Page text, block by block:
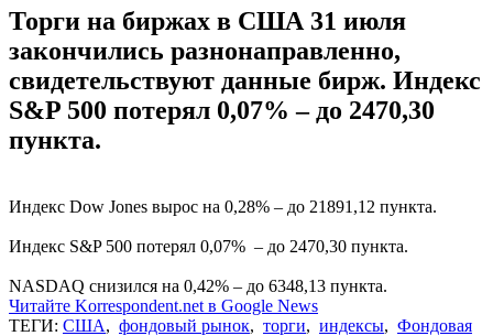
Торги на биржах в США 31 июля
закончились разнонаправленно,
свидетельствуют данные бирж. Индекс
S&P 500 потерял 0,07% – до 2470,30
пункта.
Индекс Dow Jones вырос на 0,28% – до 21891,12 пункта.
Индекс S&P 500 потерял 0,07% – до 2470,30 пункта.
NASDAQ снизился на 0,42% – до 6348,13 пункта.
Читайте Korrespondent.net в Google News
ТЕГИ: США, фондовый рынок, торги, индексы, Фондовая